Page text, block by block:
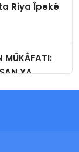
Riya Îpekê
MÜKÂFATI: